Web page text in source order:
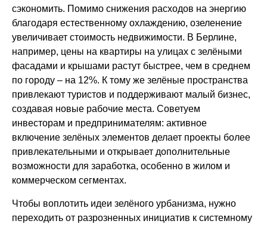
сэкономить. Помимо снижения расходов на энергию
благодаря естественному охлаждению, озеленение
увеличивает стоимость недвижимости. В Берлине,
например, цены на квартиры на улицах с зелёными
фасадами и крышами растут быстрее, чем в среднем
по городу – на 12%. К тому же зелёные пространства
привлекают туристов и поддерживают малый бизнес,
создавая новые рабочие места. Советуем
инвесторам и предпринимателям: активное
включение зелёных элементов делает проекты более
привлекательными и открывает дополнительные
возможности для заработка, особенно в жилом и
коммерческом сегментах.
Чтобы воплотить идеи зелёного урбанизма, нужно
переходить от разрозненных инициатив к системному